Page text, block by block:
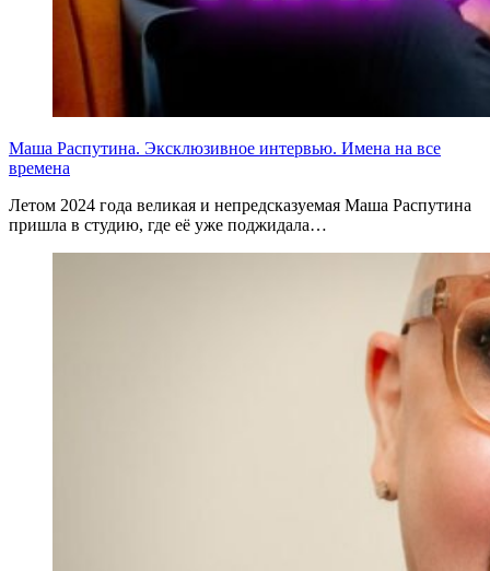
Маша Распутина. Эксклюзивное интервью. Имена на все
времена
Летом 2024 года великая и непредсказуемая Маша Распутина
пришла в студию, где её уже поджидала…